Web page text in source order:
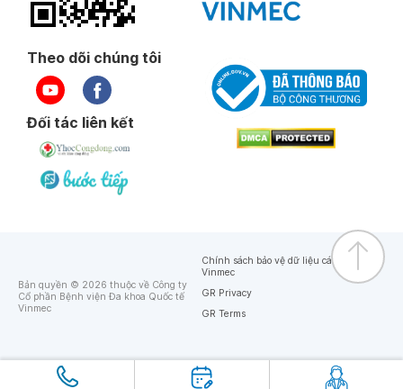
Theo dõi chúng tôi
Đối tác liên kết
Bản quyền © 2026 thuộc về Công ty
Cổ phần Bệnh viện Đa khoa Quốc tế
Vinmec
Chính sách bảo vệ dữ liệu cá nhân của
Vinmec
GR Privacy
GR Terms